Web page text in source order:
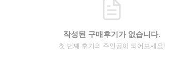
작성된 구매후기가 없습니다.
첫 번째 후기의 주인공이 되어보세요!